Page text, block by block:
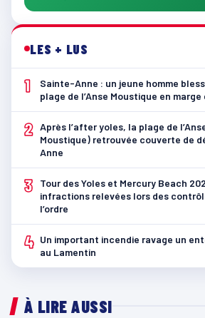
LES + LUS
1
Sainte-Anne : un jeune homme
plage de l’Anse Moustique en
2 Après l’after yoles, la plage de
Moustique) retrouvée couverte de
Anne
3
Tour des Yoles et Mercury Beach
infractions relevées lors des
l’ordre
4 Un important incendie ravage un
au Lamentin
À LIRE AUSSI